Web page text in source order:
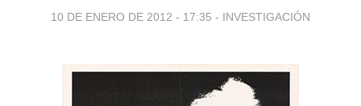
10 DE ENERO DE 2012 - 17:35 - INVESTIGACIÓN